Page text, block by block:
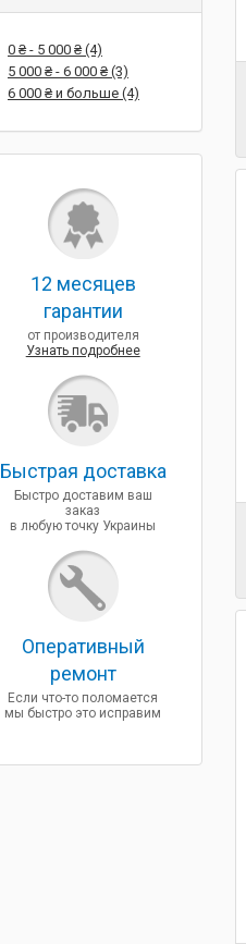
0 ₴- 5 000 ₴(4)
5 000 ₴- 6 000 ₴(3)
6 000 ₴и больше (4)
12 месяцев
гарантии
от производителя
Узнать подробнее
Быcтрая доставка
Быстро доставим ваш
заказ
в любую точку Украины
Оперативный
ремонт
Если что-то поломается
мы быстро это исправим